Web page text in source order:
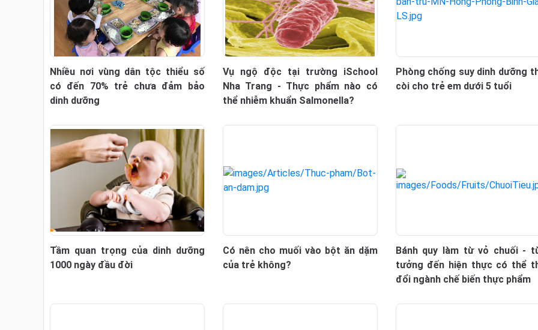
Nhiều nơi vùng dân tộc thiểu số
có đến 70% trẻ chưa đảm bảo
dinh dưỡng
Vụ ngộ độc tại trường iSchool
Nha Trang - Thực phẩm nào có
thể nhiễm khuẩn Salmonella?
Phòng chống suy dinh dưỡng
còi cho trẻ em dưới 5 tuổi
Tầm quan trọng của dinh dưỡng
1000 ngày đầu đời
Có nên cho muối vào bột ăn dặm
của trẻ không?
Bánh quy làm từ vỏ chuối -
tưởng đến hiện thực có thể
đổi ngành chế biến thực phẩm